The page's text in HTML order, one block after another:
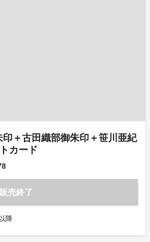
印＋古田織部御朱印＋笹川亜紀
カード
販売終了
降